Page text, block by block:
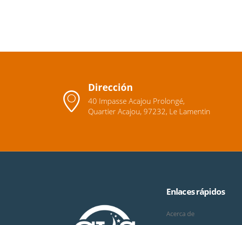
Dirección
40 Impasse Acajou Prolongé,
Quartier Acajou, 97232, Le Lamentin
Enlaces rápidos
Acerca de